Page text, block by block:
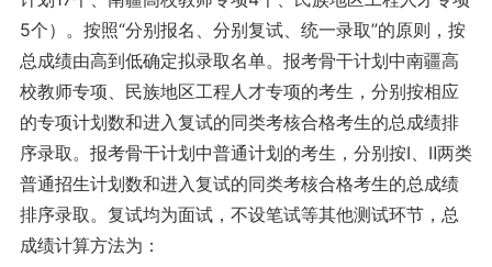
5个）。按照“分别报名、分别复试、统一录取”的原则，按
总成绩由高到低确定拟录取名单。报考骨干计划中南疆高
校教师专项、民族地区工程人才专项的考生，分别按相应
的专项计划数和进入复试的同类考核合格考生的总成绩排
序录取。报考骨干计划中普通计划的考生，分别按Ⅰ、Ⅱ两类
普通招生计划数和进入复试的同类考核合格考生的总成绩
排序录取。复试均为面试，不设笔试等其他测试环节，总
成绩计算方法为：